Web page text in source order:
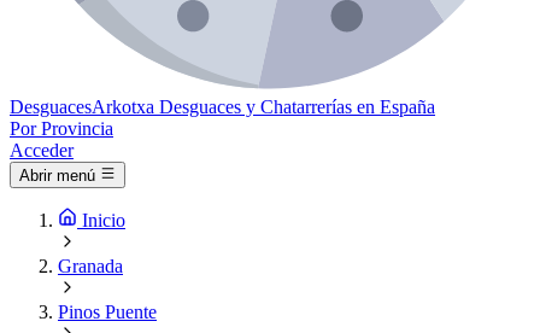
DesguacesArkotxa Desguaces y Chatarrerías en España
Por Provincia
Acceder
Abrir menú
Inicio
Granada
Pinos Puente